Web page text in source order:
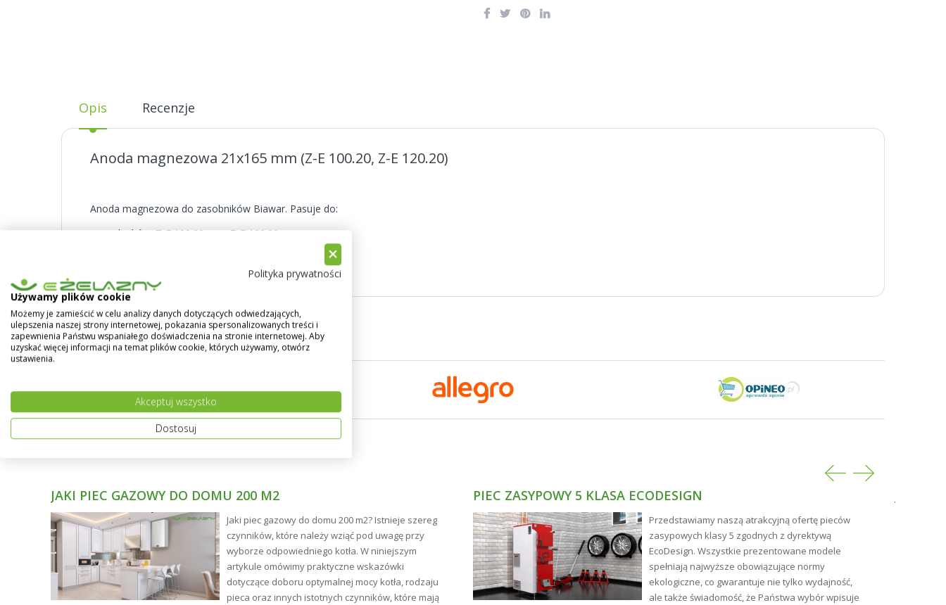
Opis Recenzje
Anoda magnezowa 21x165 mm (Z-E 100.20, Z-E 120.20)
Anoda magnezowa do zasobników Biawar. Pasuje do:
- zasobników: Z-E 100.20 oraz Z-E 120.20,
JAKI PIEC GAZOWY DO DOMU 200 M2
Jaki piec gazowy do domu 200 m2? Istnieje szereg
czynników, które należy wziąć pod uwagę przy
wyborze odpowiedniego kotła. W niniejszym
artykule omówimy praktyczne wskazówki
dotyczące doboru optymalnej mocy kotła, rodzaju
pieca oraz innych istotnych czynników, które mają
PIEC ZASYPOWY 5 KLASA ECODESIGN
Przedstawiamy naszą atrakcyjną ofertę pieców
zasypowych klasy 5 zgodnych z dyrektywą
EcoDesign. Wszystkie prezentowane modele
spełniają najwyższe obowiązujące normy
ekologiczne, co gwarantuje nie tylko wydajność,
ale także świadomość, że Państwa wybór wpisuje
Polityka prywatności
Używamy plików cookie
Możemy je zamieścić w celu analizy danych dotyczących odwiedzających,
ulepszenia naszej strony internetowej, pokazania spersonalizowanych treści i
zapewnienia Państwu wspaniałego doświadczenia na stronie internetowej. Aby
uzyskać więcej informacji na temat plików cookie, których używamy, otwórz
ustawienia.
Akceptuj wszystko
Dostosuj